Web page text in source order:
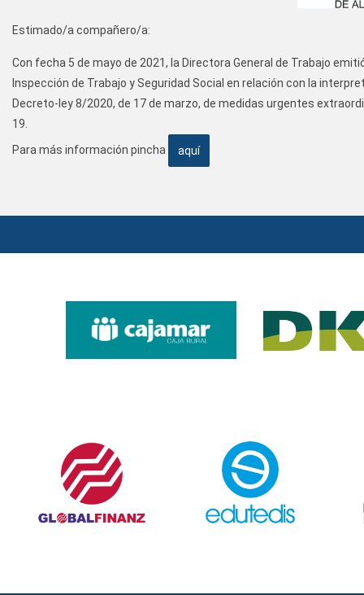
Estimado/a compañero/a:
Con fecha 5 de mayo de 2021, la Directora General de Trabajo
Inspección de Trabajo y Seguridad Social en relación con la
Decreto-ley 8/2020, de 17 de marzo, de medidas urgentes
19.
Para más información pincha
aquí